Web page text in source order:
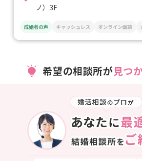
ノ）3F
成婚者の声 キャッシュレス オンライン面談
希望の相談所が見つ